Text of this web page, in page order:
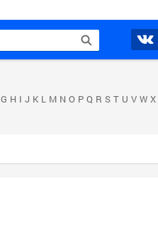
G H I J K L M N O P Q R S T U V W X